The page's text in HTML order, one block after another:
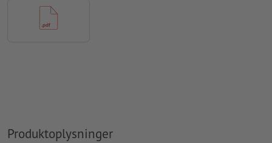
Hvordan opretter jeg udskriftsdata korrekt?
Produktoplysninger